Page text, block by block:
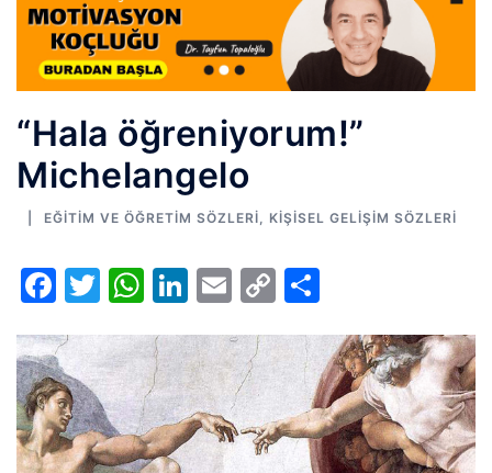
“Hala öğreniyorum!”
Michelangelo
EĞITIM VE ÖĞRETIM SÖZLERI KIŞISEL GELIŞIM SÖZLERI
Facebook
Twitter
WhatsApp
LinkedIn
Email
Copy